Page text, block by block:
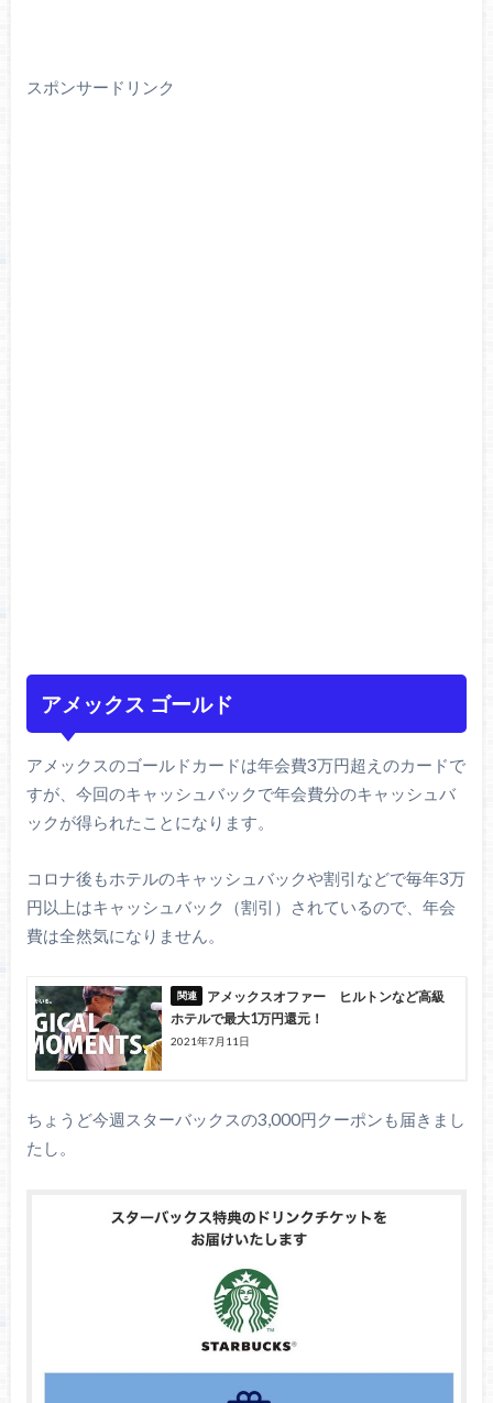
スポンサードリンク
アメックス ゴールド
アメックスのゴールドカードは年会費3万円超えのカードで
すが、今回のキャッシュバックで年会費分のキャッシュバ
ックが得られたことになります。
コロナ後もホテルのキャッシュバックや割引などで毎年3万
円以上はキャッシュバック（割引）されているので、年会
費は全然気になりません。
アメックスオファー ヒルトンなど高級
ホテルで最大1万円還元！
2021年7月11日
ちょうど今週スターバックスの3,000円クーポンも届きまし
たし。